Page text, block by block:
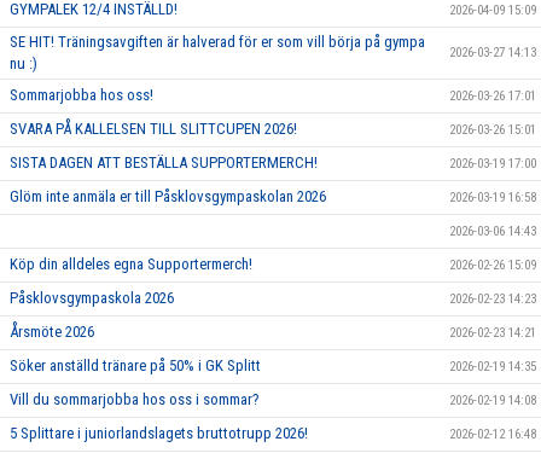
GYMPALEK 12/4 INSTÄLLD! 2026-04-09 15:09
SE HIT! Träningsavgiften är halverad för er som vill börja på gympa
nu :)
2026-03-27 14:13
Sommarjobba hos oss! 2026-03-26 17:01
SVARA PÅ KALLELSEN TILL SLITTCUPEN 2026! 2026-03-26 15:01
SISTA DAGEN ATT BESTÄLLA SUPPORTERMERCH! 2026-03-19 17:00
Glöm inte anmäla er till Påsklovsgympaskolan 2026 2026-03-19 16:58
2026-03-06 14:43
Köp din alldeles egna Supportermerch! 2026-02-26 15:09
Påsklovsgympaskola 2026 2026-02-23 14:23
Årsmöte 2026 2026-02-23 14:21
Söker anställd tränare på 50% i GK Splitt 2026-02-19 14:35
Vill du sommarjobba hos oss i sommar? 2026-02-19 14:08
5 Splittare i juniorlandslagets bruttotrupp 2026! 2026-02-12 16:48